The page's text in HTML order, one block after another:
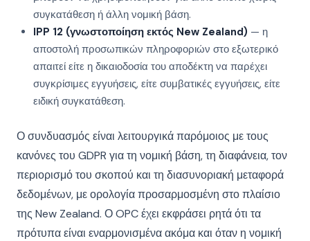
συγκατάθεση ή άλλη νομική βάση.
IPP 12 (γνωστοποίηση εκτός New Zealand) — η
αποστολή προσωπικών πληροφοριών στο εξωτερικό
απαιτεί είτε η δικαιοδοσία του αποδέκτη να παρέχει
συγκρίσιμες εγγυήσεις, είτε συμβατικές εγγυήσεις, είτε
ειδική συγκατάθεση.
Ο συνδυασμός είναι λειτουργικά παρόμοιος με τους
κανόνες του GDPR για τη νομική βάση, τη διαφάνεια, τον
περιορισμό του σκοπού και τη διασυνοριακή μεταφορά
δεδομένων, με ορολογία προσαρμοσμένη στο πλαίσιο
της New Zealand. Ο OPC έχει εκφράσει ρητά ότι τα
πρότυπα είναι εναρμονισμένα ακόμα και όταν η νομική